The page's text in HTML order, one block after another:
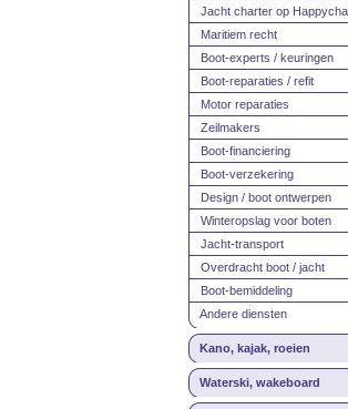
Jacht charter op
Maritiem recht
Boot-experts / keuringen
Boot-reparaties / refit
Motor reparaties
Zeilmakers
Boot-financiering
Boot-verzekering
Design / boot ontwerpen
Winteropslag voor boten
Jacht-transport
Overdracht boot / jacht
Boot-bemiddeling
Andere diensten
Kano, kajak, roeien
Waterski, wakeboard